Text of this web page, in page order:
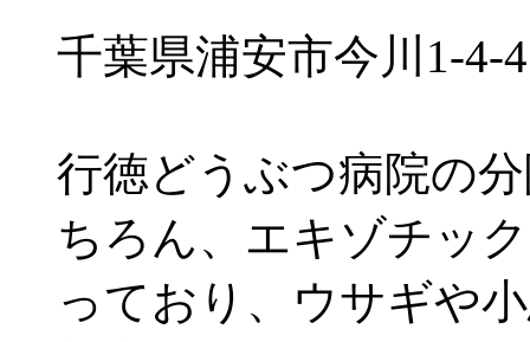
千葉県浦安市今川1-4-
行徳どうぶつ病院の
ちろん、エキゾチッ
っており、ウサギや